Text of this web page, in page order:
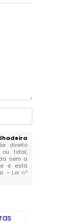
direito
ou total,
sem a
e está
– Lei n°